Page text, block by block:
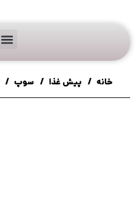
خانه پیش غذا سوپ